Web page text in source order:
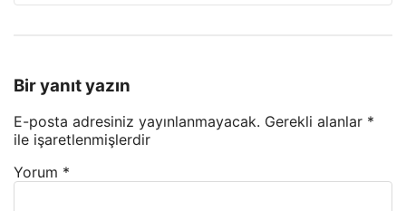
Bir yanıt yazın
E-posta adresiniz yayınlanmayacak. Gerekli alanlar *
ile işaretlenmişlerdir
Yorum *